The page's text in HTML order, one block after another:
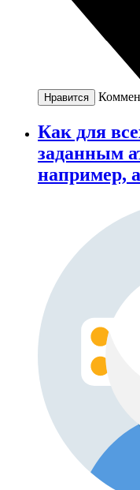
Нравится
Как для
заданным
например,